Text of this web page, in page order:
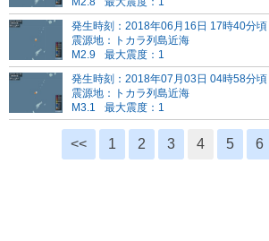
発生時刻：2018年06月16日 17時40分頃
震源地：トカラ列島近海
M2.9
最大震度：1
発生時刻：2018年07月03日 04時58分頃
震源地：トカラ列島近海
M3.1
最大震度：1
<< 1 2 3 4 5 6